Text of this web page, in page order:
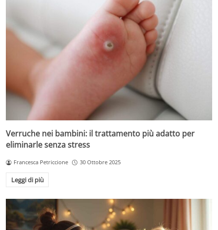
Verruche nei bambini: il trattamento più adatto per
eliminarle senza stress
Francesca Petriccione 30 Ottobre 2025
Leggi di più